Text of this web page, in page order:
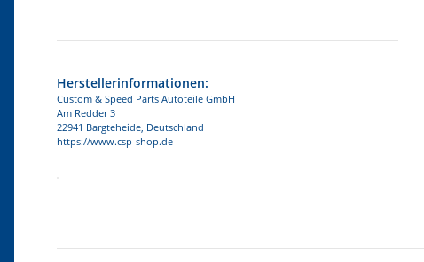
Herstellerinformationen:
Custom & Speed Parts Autoteile GmbH
Am Redder 3
22941 Bargteheide, Deutschland
https://www.csp-shop.de